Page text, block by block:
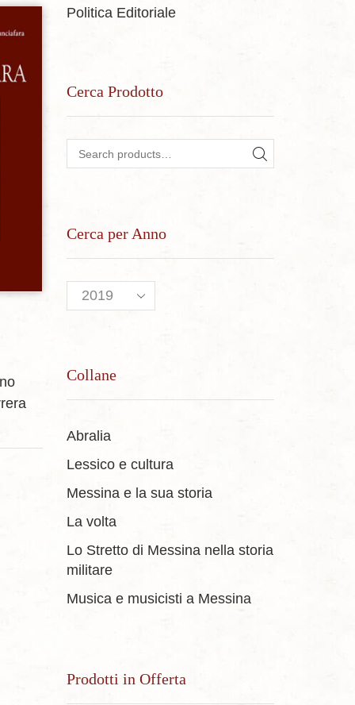
Politica Editoriale
Cerca Prodotto
Search for: SEARCH
Cerca per Anno
Collane
Abralia
Lessico e cultura
Messina e la sua storia
La volta
Lo Stretto di Messina nella storia
militare
Musica e musicisti a Messina
Prodotti in Offerta